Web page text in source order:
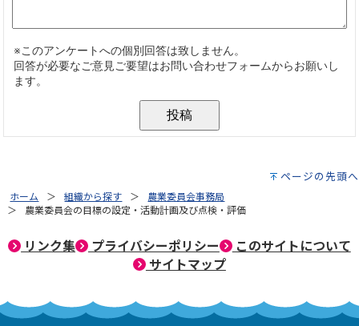
ページの先頭へ
ホーム 組織から探す
農業委員会事務局
農業委員会の目標の設定・活動計画及び点検・評価
リンク集 プライバシーポリシー
このサイトについて
サイトマップ